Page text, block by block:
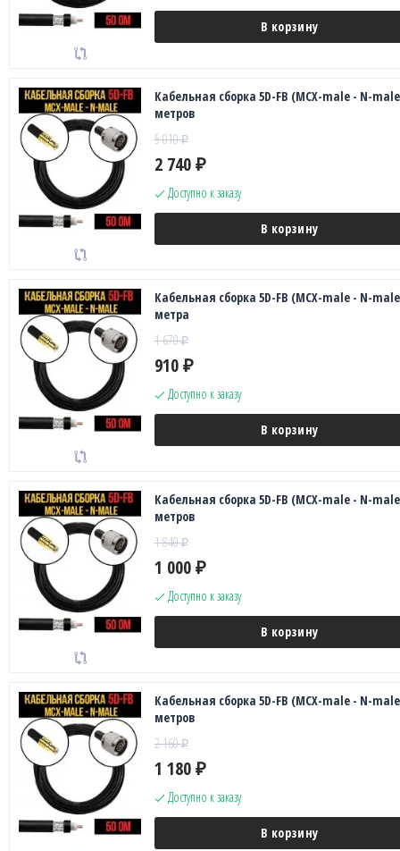
В корзину
Кабельная сборка 5D-FB (MCX-male - N-
метров
5 010₽
2 740 ₽
Доступно к заказу
В корзину
Кабельная сборка 5D-FB (MCX-male - N-
метра
1 670₽
910 ₽
Доступно к заказу
В корзину
Кабельная сборка 5D-FB (MCX-male - N-
метров
1 840₽
1 000 ₽
Доступно к заказу
В корзину
Кабельная сборка 5D-FB (MCX-male - N-
метров
2 160₽
1 180 ₽
Доступно к заказу
В корзину